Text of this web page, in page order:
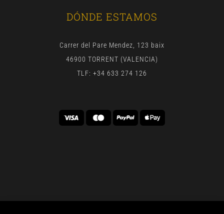
DÓNDE ESTAMOS
Carrer del Pare Mendez, 123 baix
46900 TORRENT (VALENCIA)
TLF: +34 633 274 126